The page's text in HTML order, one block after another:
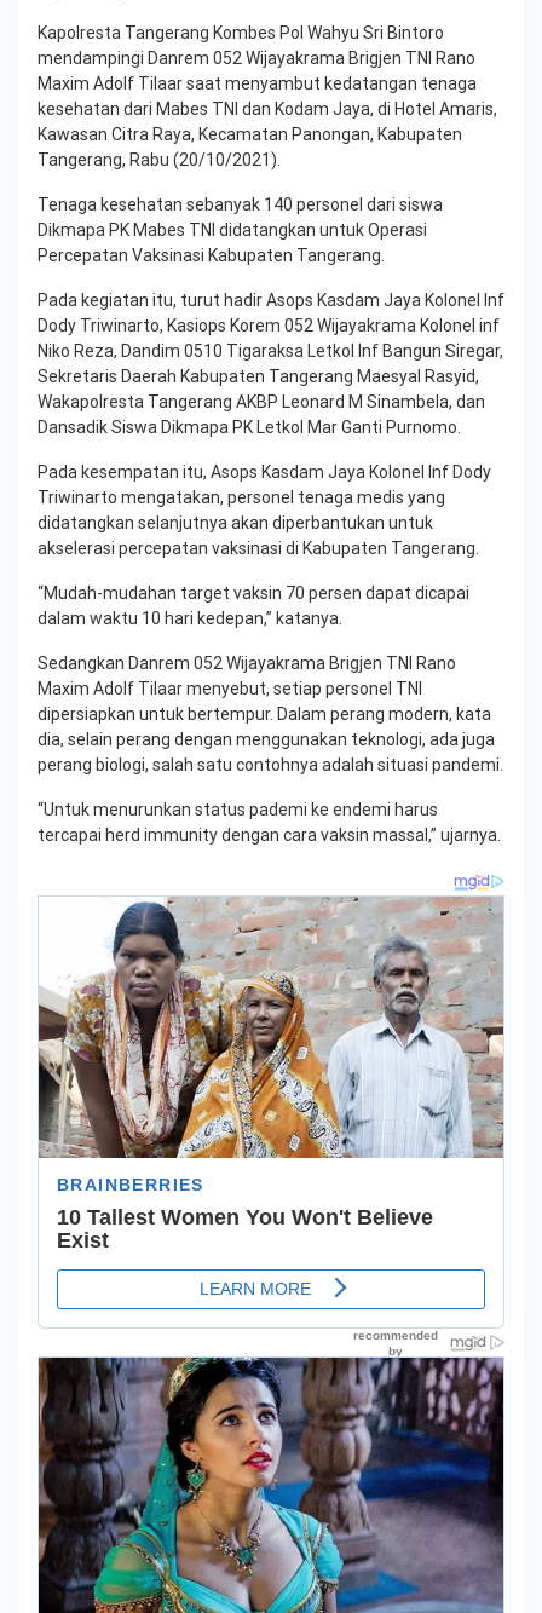
Kapolresta Tangerang Kombes Pol Wahyu Sri Bintoro
mendampingi Danrem 052 Wijayakrama Brigjen TNI Rano
Maxim Adolf Tilaar saat menyambut kedatangan tenaga
kesehatan dari Mabes TNI dan Kodam Jaya, di Hotel Amaris,
Kawasan Citra Raya, Kecamatan Panongan, Kabupaten
Tangerang, Rabu (20/10/2021).
Tenaga kesehatan sebanyak 140 personel dari siswa
Dikmapa PK Mabes TNI didatangkan untuk Operasi
Percepatan Vaksinasi Kabupaten Tangerang.
Pada kegiatan itu, turut hadir Asops Kasdam Jaya Kolonel Inf
Dody Triwinarto, Kasiops Korem 052 Wijayakrama Kolonel inf
Niko Reza, Dandim 0510 Tigaraksa Letkol Inf Bangun Siregar,
Sekretaris Daerah Kabupaten Tangerang Maesyal Rasyid,
Wakapolresta Tangerang AKBP Leonard M Sinambela, dan
Dansadik Siswa Dikmapa PK Letkol Mar Ganti Purnomo.
Pada kesempatan itu, Asops Kasdam Jaya Kolonel Inf Dody
Triwinarto mengatakan, personel tenaga medis yang
didatangkan selanjutnya akan diperbantukan untuk
akselerasi percepatan vaksinasi di Kabupaten Tangerang.
“Mudah-mudahan target vaksin 70 persen dapat dicapai
dalam waktu 10 hari kedepan,” katanya.
Sedangkan Danrem 052 Wijayakrama Brigjen TNI Rano
Maxim Adolf Tilaar menyebut, setiap personel TNI
dipersiapkan untuk bertempur. Dalam perang modern, kata
dia, selain perang dengan menggunakan teknologi, ada juga
perang biologi, salah satu contohnya adalah situasi pandemi.
“Untuk menurunkan status pademi ke endemi harus
tercapai herd immunity dengan cara vaksin massal,” ujarnya.